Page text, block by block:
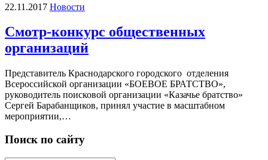
22.11.2017 Новости
Смотр-конкурс общественных
организаций
Представитель Краснодарского городского отделения
Всероссийской организации «БОЕВОЕ БРАТСТВО»,
руководитель поисковой организации «Казачье братство»
Сергей Барабанщиков, принял участие в масштабном
мероприятии,…
Поиск по сайту